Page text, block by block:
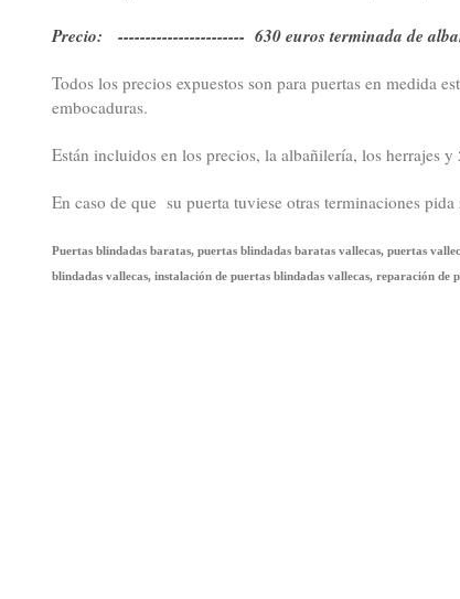
Precio: ----------------------- 630 euros terminada de
Todos los precios expuestos son para puertas en medida
embocaduras.
Están incluidos en los precios, la albañilería, los herrajes y
En caso de que su puerta tuviese otras terminaciones pida
Puertas blindadas baratas, puertas blindadas baratas vallecas, puertas
blindadas vallecas, instalación de puertas blindadas vallecas, reparación de